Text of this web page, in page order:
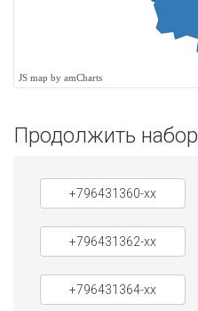
JS map by amCharts
Продолжить набор
+796431360-xx
+796431362-xx
+796431364-xx